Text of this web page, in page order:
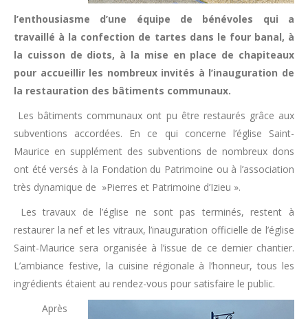
l’enthousiasme d’une équipe de bénévoles qui a
travaillé à la confection de tartes dans le four banal, à
la cuisson de diots, à la mise en place de chapiteaux
pour accueillir les nombreux invités à l’inauguration de
la restauration des bâtiments communaux.
Les bâtiments communaux ont pu être restaurés grâce aux
subventions accordées. En ce qui concerne l’église Saint-
Maurice en supplément des subventions de nombreux dons
ont été versés à la Fondation du Patrimoine ou à l’association
très dynamique de »Pierres et Patrimoine d’Izieu ».
Les travaux de l’église ne sont pas terminés, restent à
restaurer la nef et les vitraux, l’inauguration officielle de l’église
Saint-Maurice sera organisée à l’issue de ce dernier chantier.
L’ambiance festive, la cuisine régionale à l’honneur, tous les
ingrédients étaient au rendez-vous pour satisfaire le public.
Après